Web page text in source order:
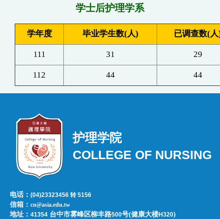
学士后护理学系
学年度 毕业学生数(人) 已调查数(
111 31 29
112 44 44
护理学院
COLLEGE OF NURSING
电话：(04)23323456 转 5156
信箱：cn@asia.edu.tw
地址：41354 台中市雾峰区柳丰路500号(健康大楼H320)